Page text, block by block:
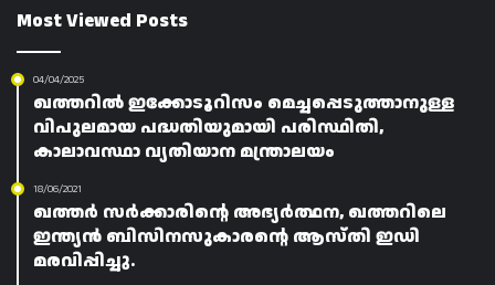
Most Viewed Posts
04/04/2025
ഖത്തറിൽ ഇക്കോടൂറിസം മെച്ചപ്പെടുത്താനുള്ള
വിപുലമായ പദ്ധതിയുമായി പരിസ്ഥിതി,
കാലാവസ്ഥാ വ്യതിയാന മന്ത്രാലയം
18/06/2021
ഖത്തർ സർക്കാരിന്റെ അഭ്യർത്ഥന, ഖത്തറിലെ
ഇന്ത്യൻ ബിസിനസുകാരന്റെ ആസ്തി ഇഡി
മരവിപ്പിച്ചു.